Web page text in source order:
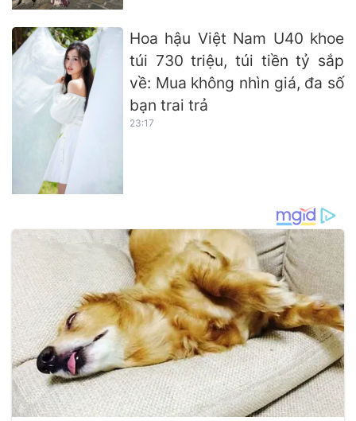
Hoa hậu Việt Nam U40 khoe
túi 730 triệu, túi tiền tỷ sắp
về: Mua không nhìn giá, đa số
bạn trai trả
23:17